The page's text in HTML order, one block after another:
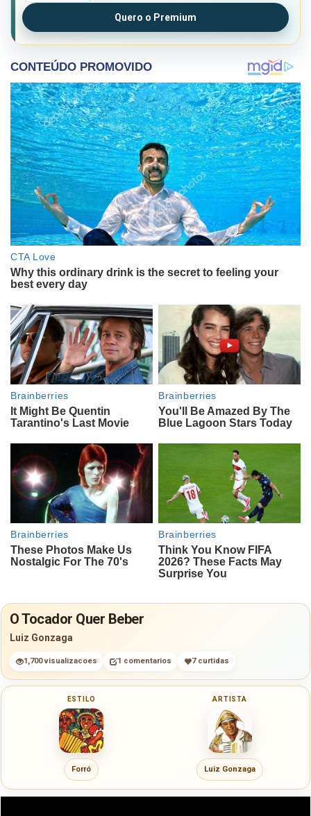
Quero o Premium
O Tocador Quer Beber
Luiz Gonzaga
1,700 visualizacoes 1 comentarios 7 curtidas
ESTILO
Forró
ARTISTA
Luiz Gonzaga